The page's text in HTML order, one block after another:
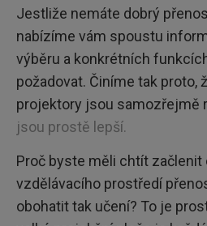
Jestliže nemáte dobrý
nabízíme vám spoustu
výběru a konkrétních
požadovat. Činíme tak proto,
projektory jsou samozřejmě
jsou prostě lepší.
Proč byste měli chtít
vzdělávacího prostředí
obohatit tak učení? To je